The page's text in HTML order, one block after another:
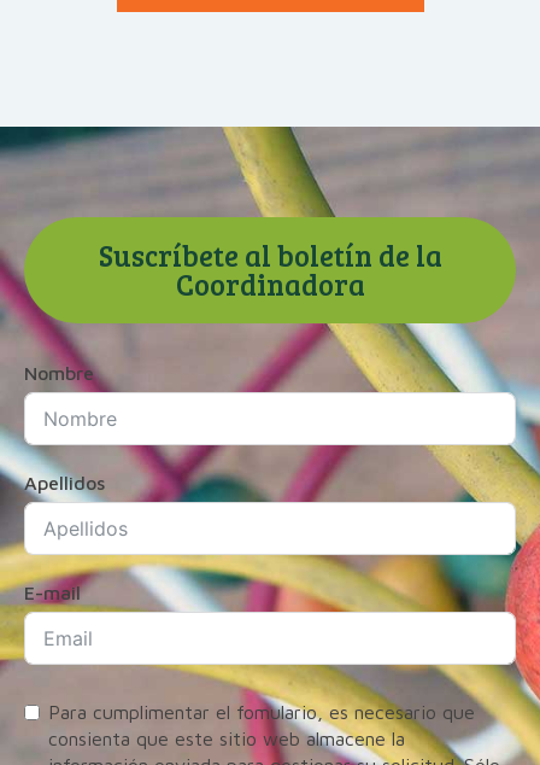
Suscríbete al boletín de la
Coordinadora
Nombre
Apellidos
E-mail
Para cumplimentar el fomulario, es necesario que
consienta que este sitio web almacene la